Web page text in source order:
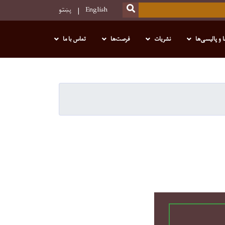
SEARCH
English پښتو
و پالیسی‌ها نشریات فرصت‌ها تماس با ما